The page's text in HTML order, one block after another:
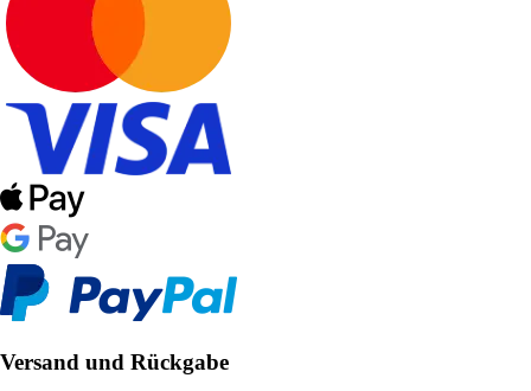
Versand und Rückgabe